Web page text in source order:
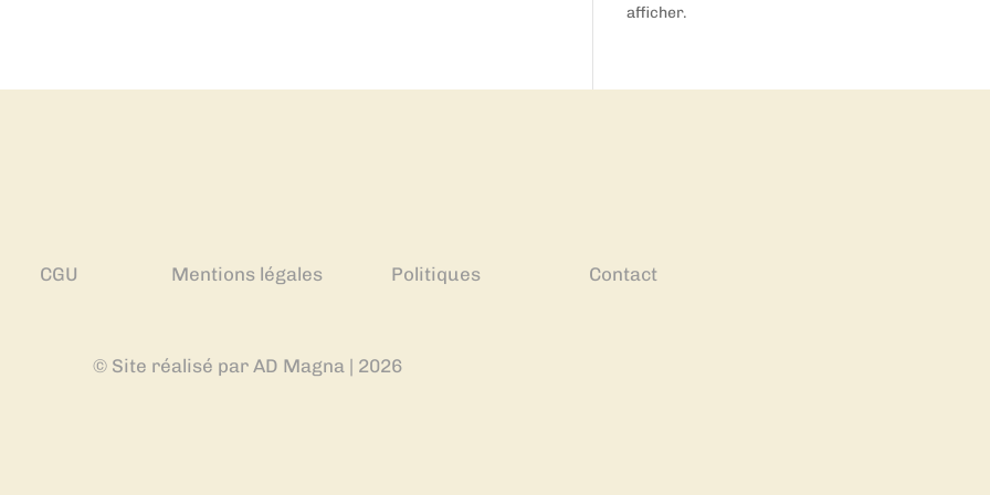
afficher.
CGU Mentions légales Politiques Contact
© Site réalisé par AD Magna | 2026